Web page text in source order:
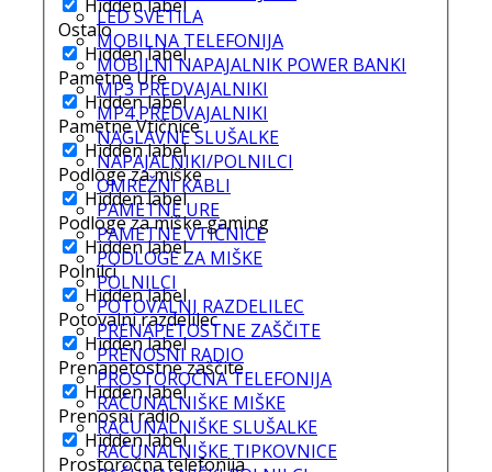
Hidden label
Ostalo
Hidden label
Pametne Ure
Hidden label
Pametne Vtičnice
Hidden label
Podloge za miške
Hidden label
Podloge za miške gaming
Hidden label
Polnilci
Hidden label
Potovalni razdelilec
Hidden label
Prenapetostne zaščite
Hidden label
Prenosni radio
Hidden label
Prostoročna telefonija
LED SVETILA
MOBILNA TELEFONIJA
MOBILNI NAPAJALNIK POWER BANKI
MP3 PREDVAJALNIKI
MP4 PREDVAJALNIKI
NAGLAVNE SLUŠALKE
NAPAJALNIKI/POLNILCI
OMREŽNI KABLI
PAMETNE URE
PAMETNE VTIČNICE
PODLOGE ZA MIŠKE
POLNILCI
POTOVALNI RAZDELILEC
PRENAPETOSTNE ZAŠČITE
PRENOSNI RADIO
PROSTOROČNA TELEFONIJA
RAČUNALNIŠKE MIŠKE
RAČUNALNIŠKE SLUŠALKE
RAČUNALNIŠKE TIPKOVNICE